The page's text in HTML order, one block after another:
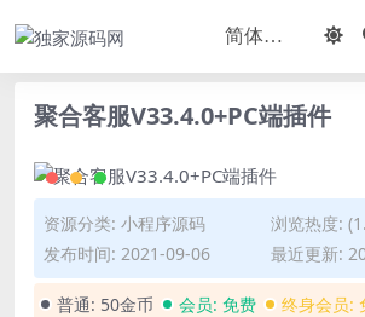
聚合客服V33.4.0+PC端插件
资源分类: 小程序源码
浏览热度:
发布时间: 2021-09-06
最近更新:
普通: 50金币 会员: 免费 终身会员: